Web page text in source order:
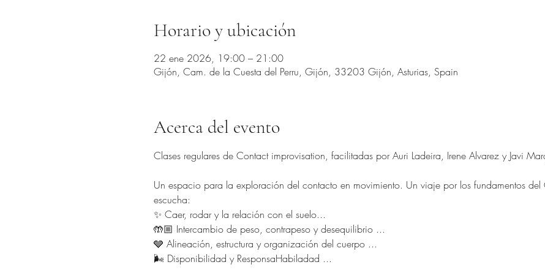
Horario y ubicación
22 ene 2026, 19:00 – 21:00
Gijón, Cam. de la Cuesta del Perru, Gijón, 33203 Gijón, Asturias, Spain
Acerca del evento
Clases regulares de Contact improvisation, facilitadas por Auri Ladeira, Irene Alvarez y Javi
Un espacio para la exploración del contacto en movimiento. Un viaje por los fundamentos
escucha:
✨ Caer, rodar y la relación con el suelo...
🤲🏼 Intercambio de peso, contrapeso y desequilibrio ...
🩶 Alineación, estructura y organización del cuerpo ...
🌬️ Disponibilidad y ResponsaHabiladad ...